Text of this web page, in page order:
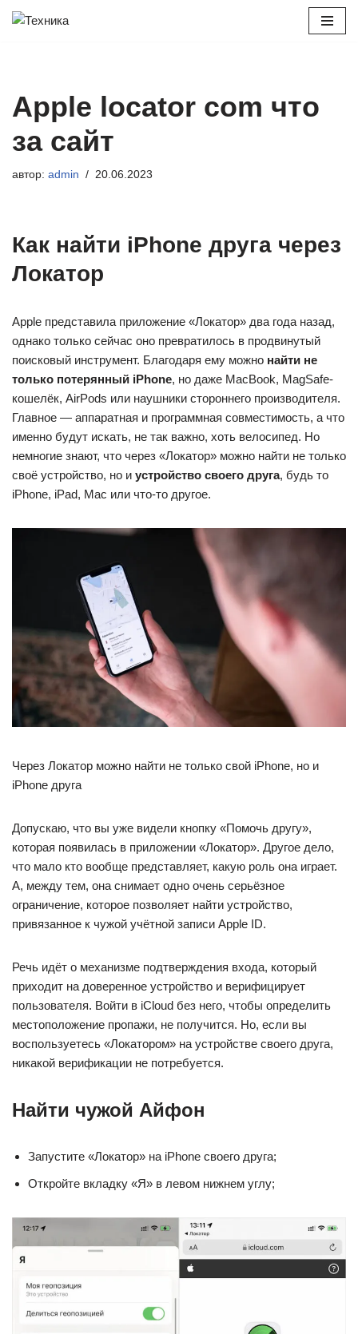
Apple locator com что
за сайт
автор: admin 20.06.2023
Как найти iPhone друга через
Локатор
Apple представила приложение «Локатор» два года назад,
однако только сейчас оно превратилось в продвинутый
поисковый инструмент. Благодаря ему можно найти не
только потерянный iPhone, но даже MacBook, MagSafe-
кошелёк, AirPods или наушники стороннего производителя.
Главное — аппаратная и программная совместимость, а что
именно будут искать, не так важно, хоть велосипед. Но
немногие знают, что через «Локатор» можно найти не только
своё устройство, но и устройство своего друга, будь то
iPhone, iPad, Mac или что-то другое.
Через Локатор можно найти не только свой iPhone, но и
iPhone друга
Допускаю, что вы уже видели кнопку «Помочь другу»,
которая появилась в приложении «Локатор». Другое дело,
что мало кто вообще представляет, какую роль она играет.
А, между тем, она снимает одно очень серьёзное
ограничение, которое позволяет найти устройство,
привязанное к чужой учётной записи Apple ID.
Речь идёт о механизме подтверждения входа, который
приходит на доверенное устройство и верифицирует
пользователя. Войти в iCloud без него, чтобы определить
местоположение пропажи, не получится. Но, если вы
воспользуетесь «Локатором» на устройстве своего друга,
никакой верификации не потребуется.
Найти чужой Айфон
Запустите «Локатор» на iPhone своего друга;
Откройте вкладку «Я» в левом нижнем углу;